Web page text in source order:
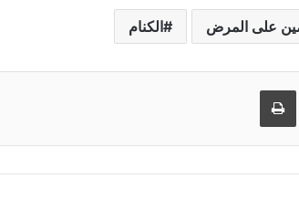
على المرض الكنام
طباعة